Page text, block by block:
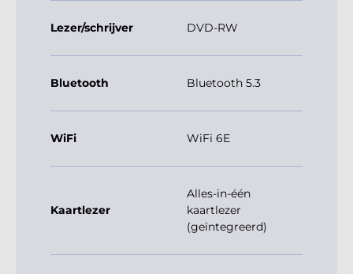
Lezer/schrijver DVD-RW
Bluetooth Bluetooth 5.3
WiFi WiFi 6E
Kaartlezer
Alles-in-één
kaartlezer
(geïntegreerd)